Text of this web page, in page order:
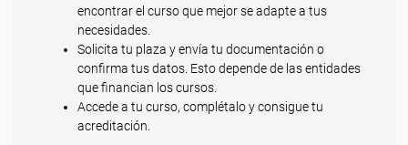
encontrar el curso que mejor se adapte a tus
necesidades.
Solicita tu plaza y envía tu documentación o
confirma tus datos. Esto depende de las entidades
que financian los cursos.
Accede a tu curso, complétalo y consigue tu
acreditación.